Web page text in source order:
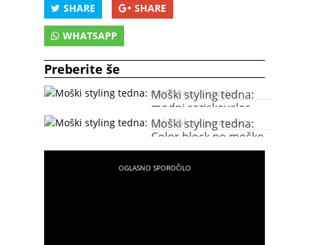
SHARE SHARE
WHATSAPP
Preberite še
Moški styling tedna:
modni raziskovalec
Moški styling tedna:
Color block po moško